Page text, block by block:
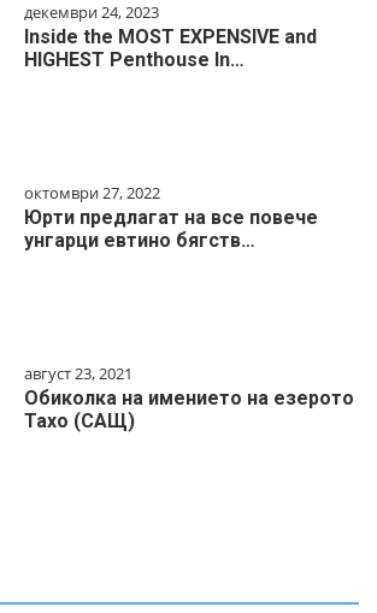
декември 24, 2023
Inside the MOST EXPENSIVE and
HIGHEST Penthouse In…
октомври 27, 2022
Юрти предлагат на все повече
унгарци евтино бягств…
август 23, 2021
Обиколка на имението на езерото
Тахо (САЩ)